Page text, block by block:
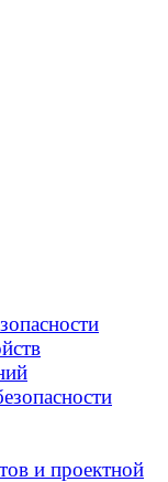
и проектной